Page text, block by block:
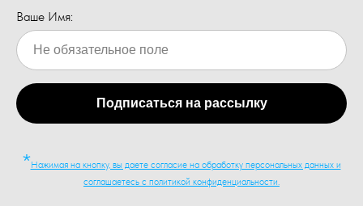
Ваше Имя:
Подписаться на рассылку
*Нажимая на кнопку, вы даете согласие на обработку персональных данных и
соглашаетесь c политикой конфиденциальности.